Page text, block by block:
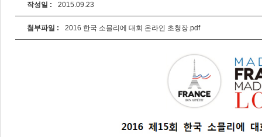
작성일 : 2015.09.23
첨부파일 : 2016 한국 소믈리에 대회 온라인 초청장.pdf